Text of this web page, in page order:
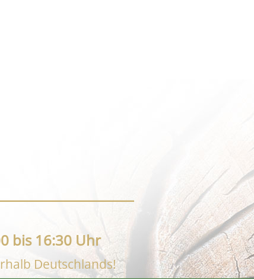
bis 16:30 Uhr
Deutschlands!